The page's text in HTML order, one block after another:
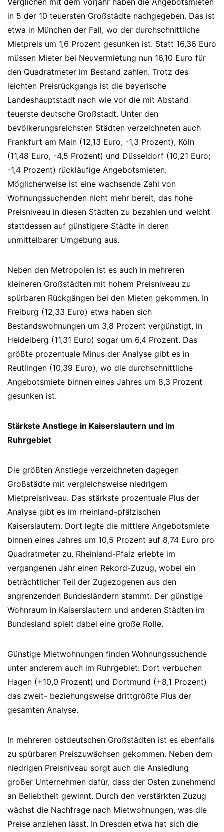
in 5 der 10 teuersten Großstädte nachgegeben. Das ist
etwa in München der Fall, wo der durchschnittliche
Mietpreis um 1,6 Prozent gesunken ist. Statt 16,36 Euro
müssen Mieter bei Neuvermietung nun 16,10 Euro für
den Quadratmeter im Bestand zahlen. Trotz des
leichten Preisrückgangs ist die bayerische
Landeshauptstadt nach wie vor die mit Abstand
teuerste deutsche Großstadt. Unter den
bevölkerungsreichsten Städten verzeichneten auch
Frankfurt am Main (12,13 Euro; -1,3 Prozent), Köln
(11,48 Euro; -4,5 Prozent) und Düsseldorf (10,21 Euro;
-1,4 Prozent) rückläufige Angebotsmieten.
Möglicherweise ist eine wachsende Zahl von
Wohnungssuchenden nicht mehr bereit, das hohe
Preisniveau in diesen Städten zu bezahlen und weicht
stattdessen auf günstigere Städte in deren
unmittelbarer Umgebung aus.
Neben den Metropolen ist es auch in mehreren
kleineren Großstädten mit hohem Preisniveau zu
spürbaren Rückgängen bei den Mieten gekommen. In
Freiburg (12,33 Euro) etwa haben sich
Bestandswohnungen um 3,8 Prozent vergünstigt, in
Heidelberg (11,31 Euro) sogar um 6,4 Prozent. Das
größte prozentuale Minus der Analyse gibt es in
Reutlingen (10,39 Euro), wo die durchschnittliche
Angebotsmiete binnen eines Jahres um 8,3 Prozent
gesunken ist.
Stärkste Anstiege in Kaiserslautern und im
Ruhrgebiet
Die größten Anstiege verzeichneten dagegen
Großstädte mit vergleichsweise niedrigem
Mietpreisniveau. Das stärkste prozentuale Plus der
Analyse gibt es im rheinland-pfälzischen
Kaiserslautern. Dort legte die mittlere Angebotsmiete
binnen eines Jahres um 10,5 Prozent auf 8,74 Euro pro
Quadratmeter zu. Rheinland-Pfalz erlebte im
vergangenen Jahr einen Rekord-Zuzug, wobei ein
beträchtlicher Teil der Zugezogenen aus den
angrenzenden Bundesländern stammt. Der günstige
Wohnraum in Kaiserslautern und anderen Städten im
Bundesland spielt dabei eine große Rolle.
Günstige Mietwohnungen finden Wohnungssuchende
unter anderem auch im Ruhrgebiet: Dort verbuchen
Hagen (+10,0 Prozent) und Dortmund (+8,1 Prozent)
das zweit- beziehungsweise drittgrößte Plus der
gesamten Analyse.
In mehreren ostdeutschen Großstädten ist es ebenfalls
zu spürbaren Preiszuwächsen gekommen. Neben dem
niedrigen Preisniveau sorgt auch die Ansiedlung
großer Unternehmen dafür, dass der Osten zunehmend
an Beliebtheit gewinnt. Durch den verstärkten Zuzug
wächst die Nachfrage nach Mietwohnungen, was die
Preise anziehen lässt. In Dresden etwa hat sich die